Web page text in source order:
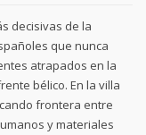
decisivas de la
que nunca
atrapados en la
bélico. En la villa
frontera entre
y materiales